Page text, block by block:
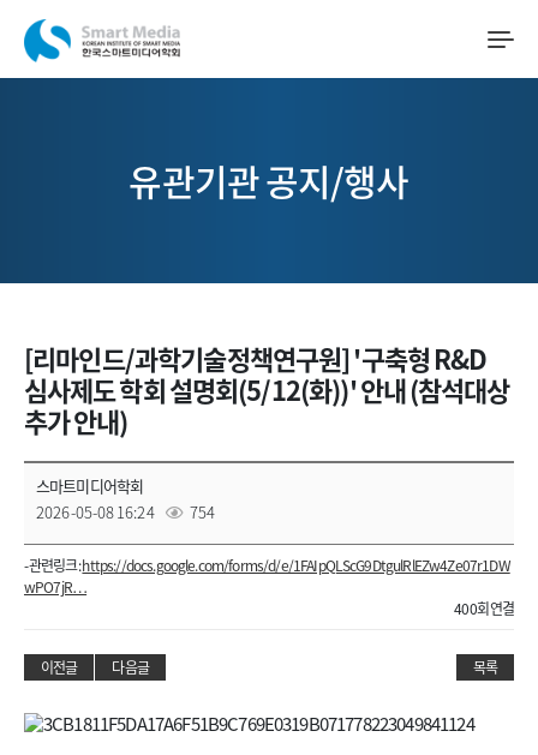
유관기관 공지/행사
[리마인드/과학기술정책연구원] '구축형 R&D
심사제도 학회 설명회(5/12(화))' 안내 (참석대상
추가 안내)
스마트미디어학회
2026-05-08 16:24
754
- 관련링크 :https://docs.google.com/forms/d/e/1FAIpQLScG9DtgulRlEZw4Ze07r1DW
wPO7jR…
400회 연결
이전글 다음글 목록